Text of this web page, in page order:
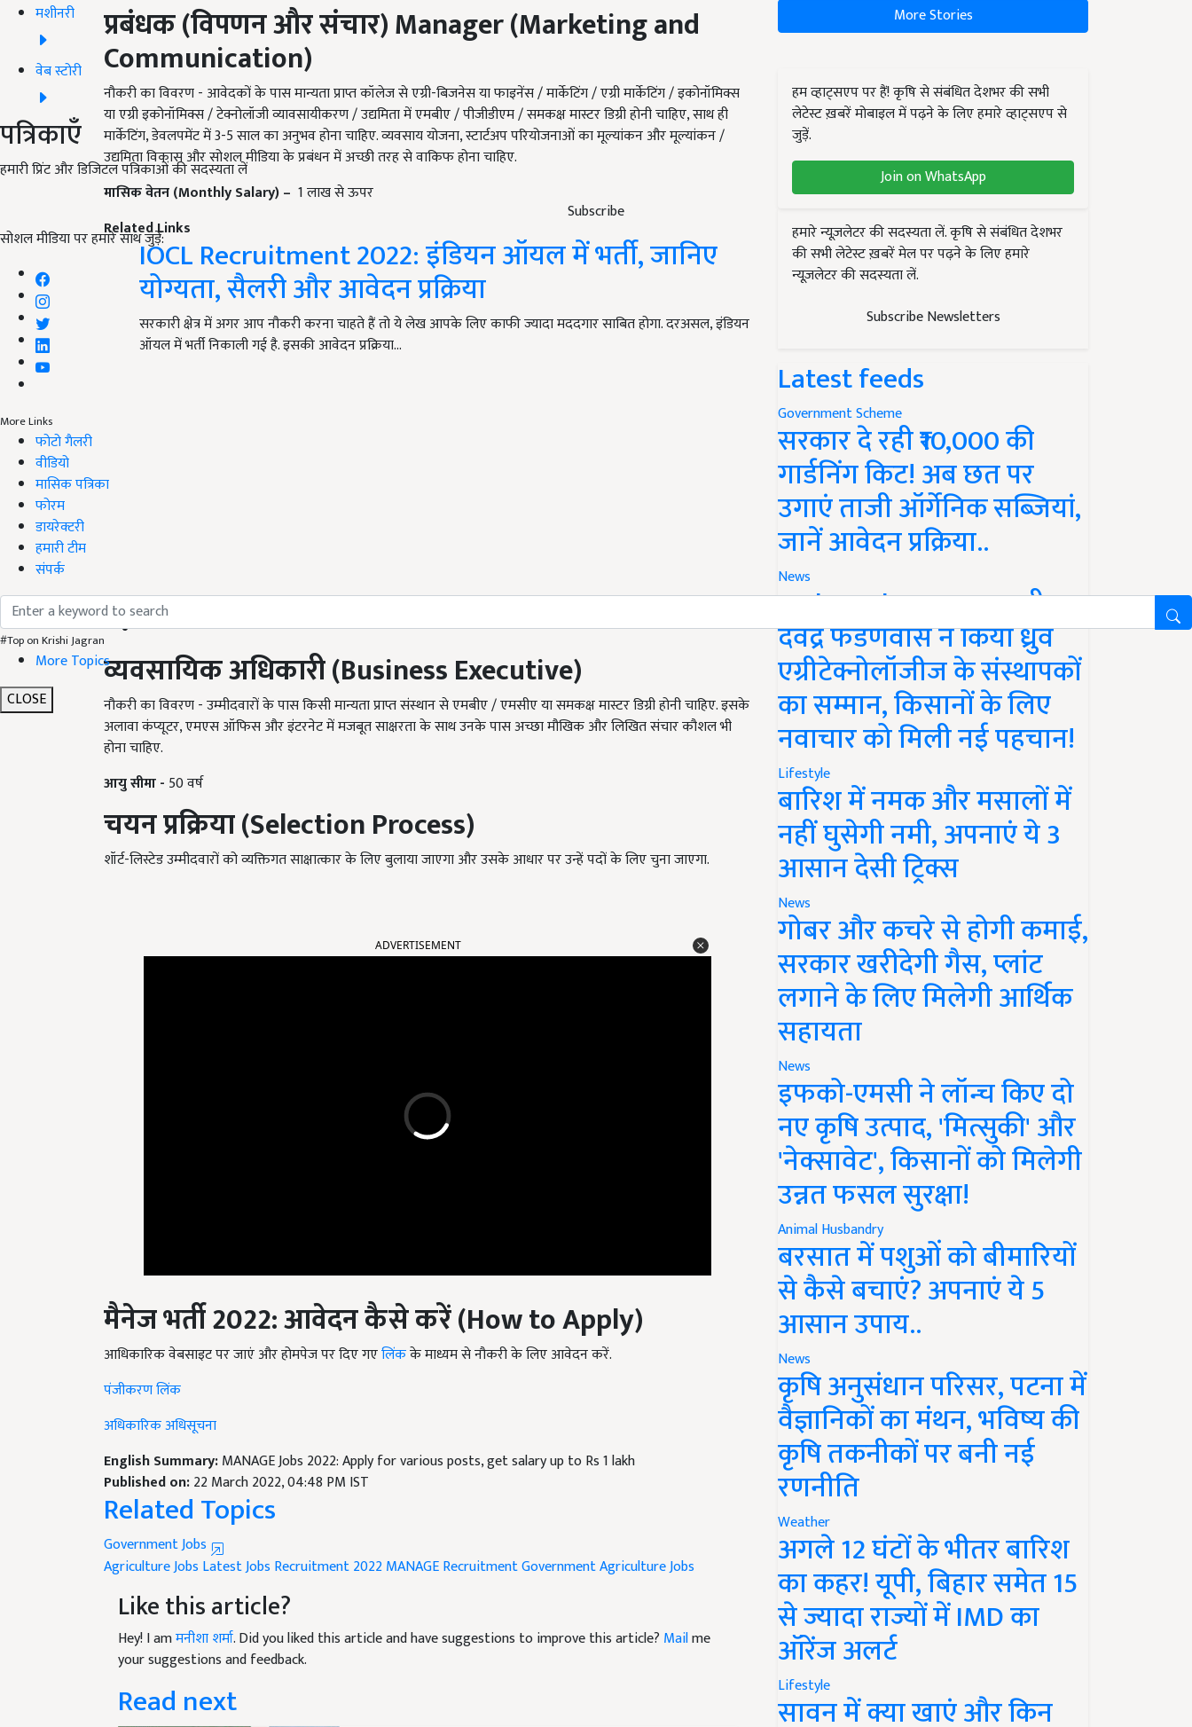
मशीनरी
वेब स्टोरी
पत्रिकाएँ
हमारी प्रिंट और डिजिटल पत्रिकाओं की सदस्यता लें
Subscribe
सोशल मीडिया पर हमारे साथ जुड़ें:
More Links
फोटो गैलरी
वीडियो
मासिक पत्रिका
फोरम
डायरेक्टरी
हमारी टीम
संपर्क
#Top on Krishi Jagran
More Topics
CLOSE
प्रबंधक(विपणन और संचार) Manager (Marketing and
Communication)
नौकरी का विवरण - आवेदकों के पास मान्यता प्राप्त कॉलेज से एग्री-बिजनेस या फाइनेंस / मार्केटिंग / एग्री मार्केटिंग / इकोनॉमिक्स
या एग्री इकोनॉमिक्स / टेक्नोलॉजी व्यावसायीकरण / उद्यमिता में एमबीए / पीजीडीएम / समकक्ष मास्टर डिग्री होनी चाहिए,साथ ही
मार्केटिंग,डेवलपमेंट में 3-5 साल का अनुभव होना चाहिए. व्यवसाय योजना,स्टार्टअप परियोजनाओं का मूल्यांकन और मूल्यांकन /
उद्यमिता विकास और सोशल मीडिया के प्रबंधन में अच्छी तरह से वाकिफ होना चाहिए.
मासिक वेतन (Monthly Salary) – 1 लाख से ऊपर
Related Links
IOCL Recruitment 2022: इंडियन ऑयल में भर्ती, जानिए
योग्यता, सैलरी और आवेदन प्रक्रिया
सरकारी क्षेत्र में अगर आप नौकरी करना चाहते हैं तो ये लेख आपके लिए काफी ज्यादा मददगार साबित होगा. दरअसल, इंडियन
ऑयल में भर्ती निकाली गई है. इसकी आवेदन प्रक्रिया…
व्यवसायिक अधिकारी(Business Executive)
नौकरी का विवरण - उम्मीदवारों के पास किसी मान्यता प्राप्त संस्थान से एमबीए / एमसीए या समकक्ष मास्टर डिग्री होनी चाहिए. इसके
अलावा कंप्यूटर,एमएस ऑफिस और इंटरनेट में मजबूत साक्षरता के साथ उनके पास अच्छा मौखिक और लिखित संचार कौशल भी
होना चाहिए.
आयु सीमा - 50 वर्ष
चयन प्रक्रिया(Selection Process)
शॉर्ट-लिस्टेड उम्मीदवारों को व्यक्तिगत साक्षात्कार के लिए बुलाया जाएगा और उसके आधार पर उन्हें पदों के लिए चुना जाएगा.
मैनेज भर्ती 2022: आवेदन कैसे करें(How to Apply)
आधिकारिक वेबसाइट पर जाएं और होमपेज पर दिए गएलिंक के माध्यम से नौकरी के लिए आवेदन करें.
English Summary:
Published on:22 March 2022, 04:48 PM IST
Related Topics
Government Jobs
Agriculture JobsLatest Jobs
Like this article?
Hey! I amमनीशा शर्मा . Did you liked this article and have suggestions to improve this article?
your suggestions and feedback.
Read next
More Stories
हम व्हाट्सएप पर हैं! कृषि से संबंधित देशभर की सभी
लेटेस्ट ख़बरें मोबाइल में पढ़ने के लिए हमारे व्हाट्सएप से
जुड़ें.
Join on WhatsApp
हमारे न्यूज़लेटर की सदस्यता लें. कृषि से संबंधित देशभर
की सभी लेटेस्ट ख़बरें मेल पर पढ़ने के लिए हमारे
न्यूज़लेटर की सदस्यता लें.
Subscribe Newsletters
Latest feeds
Government Scheme
सरकार दे रही ₹10,000 की
गार्डनिंग किट! अब छत पर
उगाएं ताजी ऑर्गेनिक सब्जियां,
जानें आवेदन प्रक्रिया..
News
Maharashtra News: सीएम
देवेंद्र फडणवीस ने किया ध्रुव
एग्रीटेक्नोलॉजीज के संस्थापकों
का सम्मान, किसानों के लिए
नवाचार को मिली नई पहचान!
Lifestyle
बारिश में नमक और मसालों में
नहीं घुसेगी नमी, अपनाएं ये 3
आसान देसी ट्रिक्स
News
गोबर और कचरे से होगी कमाई,
सरकार खरीदेगी गैस, प्लांट
लगाने के लिए मिलेगी आर्थिक
सहायता
News
इफको-एमसी ने लॉन्च किए दो
नए कृषि उत्पाद, 'मित्सुकी' और
'नेक्सावेट', किसानों को मिलेगी
उन्नत फसल सुरक्षा!
Animal Husbandry
बरसात में पशुओं को बीमारियों
से कैसे बचाएं? अपनाएं ये 5
आसान उपाय..
News
कृषि अनुसंधान परिसर, पटना में
वैज्ञानिकों का मंथन, भविष्य की
कृषि तकनीकों पर बनी नई
रणनीति
Weather
अगले 12 घंटों के भीतर बारिश
का कहर! यूपी, बिहार समेत 15
से ज्यादा राज्यों में IMD का
ऑरेंज अलर्ट
Lifestyle
सावन में क्या खाएं और किन